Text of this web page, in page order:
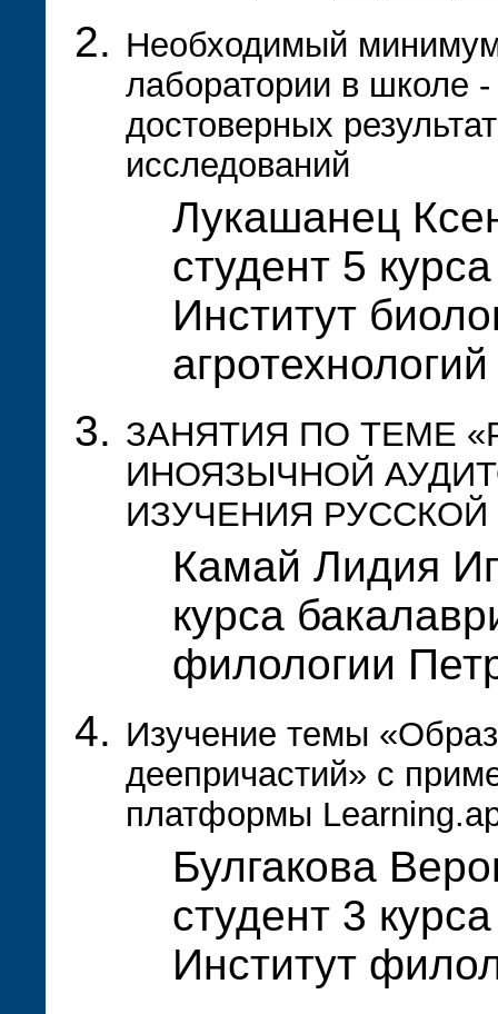
Необходимый
лаборатории в школе
достоверных
исследований
Лукашанец
студент 5
Институт
ЗАНЯТИЯ ПО ТЕМЕ
ИНОЯЗЫЧНОЙ
ИЗУЧЕНИЯ РУССКОЙ
Камай Лидия
курса
филологии
Изучение темы
деепричастий» с
платформы
Булгакова
студент 3
Институт